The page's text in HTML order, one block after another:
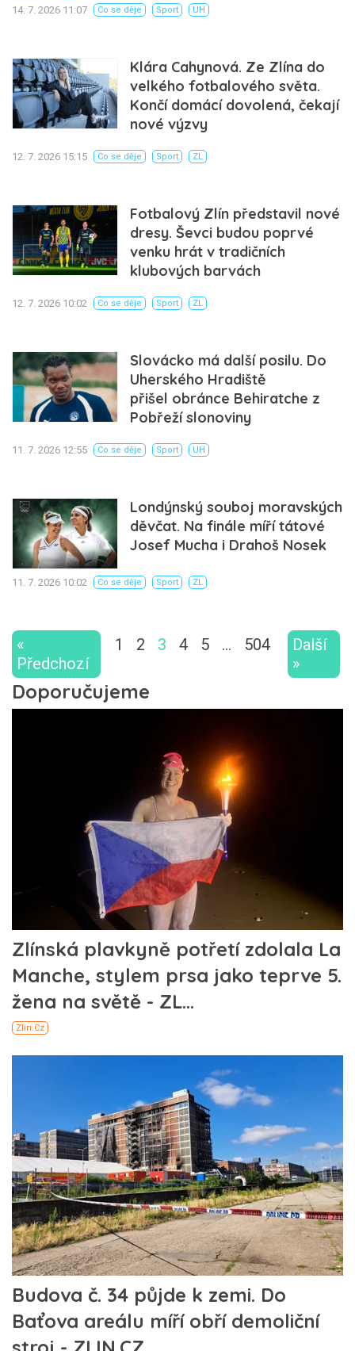
14. 7. 2026 11:07 Co se děje Sport UH
Klára Cahynová. Ze Zlína do
velkého fotbalového světa.
Končí domácí dovolená, čekají
nové výzvy
12. 7. 2026 15:15 Co se děje Sport ZL
Fotbalový Zlín představil nové
dresy. Ševci budou poprvé
venku hrát v tradičních
klubových barvách
12. 7. 2026 10:02 Co se děje Sport ZL
Slovácko má další posilu. Do
Uherského Hradiště
přišel obránce Behiratche z
Pobřeží slonoviny
11. 7. 2026 12:55 Co se děje Sport UH
Londýnský souboj moravských
děvčat. Na finále míří tátové
Josef Mucha i Drahoš Nosek
11. 7. 2026 10:02 Co se děje Sport ZL
«
Předchozí
1 2 3 4 5 … 504
Další
»